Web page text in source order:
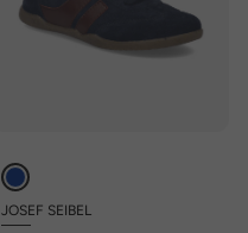
JOSEF SEIBEL